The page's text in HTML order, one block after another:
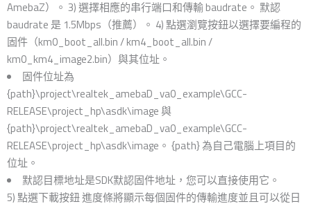
AmebaZ）。 3) 選擇相應的串行端口和傳輸 baudrate。 默認
baudrate 是 1.5Mbps（推薦）。 4) 點選瀏覽按鈕以選擇要編程的
固件（km0_boot_all.bin / km4_boot_all.bin /
km0_km4_image2.bin）與其位址。
固件位址為
{path}\project\realtek_amebaD_va0_example\GCC-
RELEASE\project_hp\asdk\image 與
{path}\project\realtek_amebaD_va0_example\GCC-
RELEASE\project_hp\asdk\image。 {path} 為自己電腦上項目的
位址。
默認目標地址是SDK默認固件地址，您可以直接使用它。
5) 點選下載按鈕 進度條將顯示每個固件的傳輸進度並且可以從日